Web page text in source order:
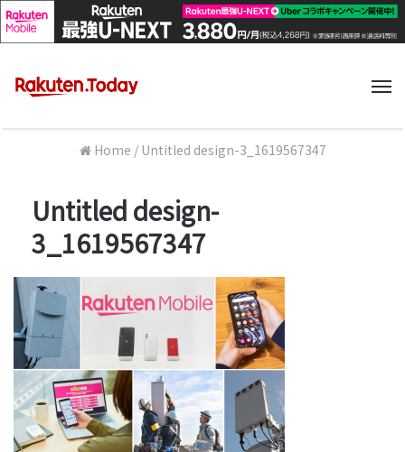
Home / Untitled design-3_1619567347
Untitled design-
3_1619567347